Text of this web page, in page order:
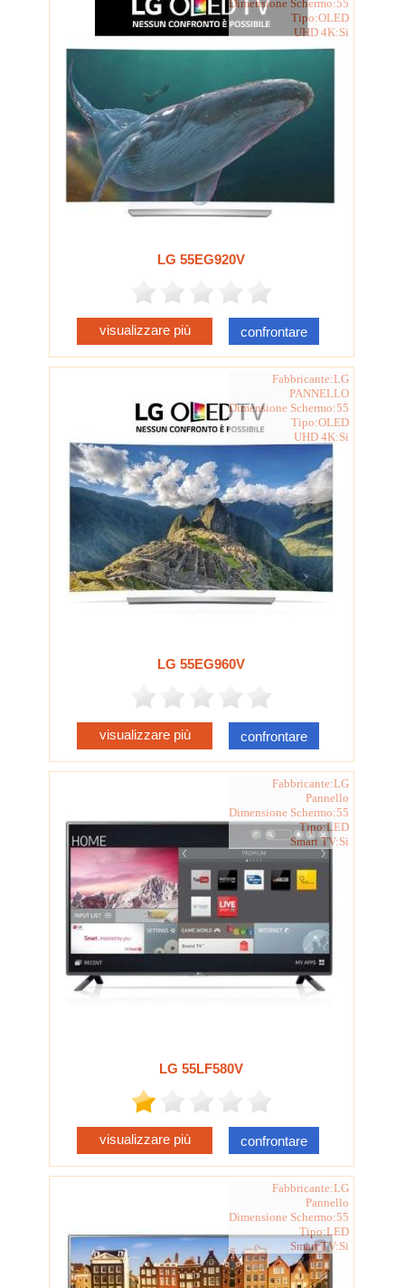
Dimensione Schermo:55
Tipo:OLED
UHD 4K:Si
LG 55EG920V
visualizzare più confrontare
Fabbricante:LG
PANNELLO
Dimensione Schermo:55
Tipo:OLED
UHD 4K:Si
LG 55EG960V
visualizzare più confrontare
Fabbricante:LG
Pannello
Dimensione Schermo:55
Tipo:LED
Smart TV:Si
LG 55LF580V
visualizzare più confrontare
Fabbricante:LG
Pannello
Dimensione Schermo:55
Tipo:LED
Smart TV:Si